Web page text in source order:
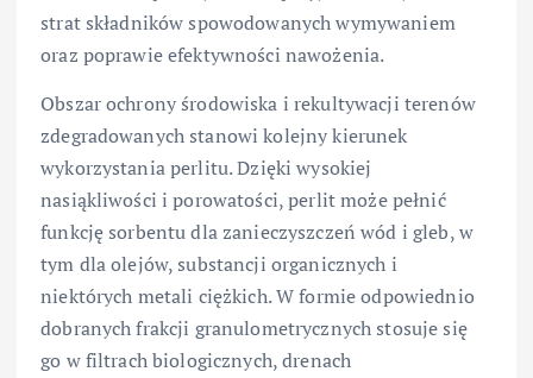
strat składników spowodowanych wymywaniem
oraz poprawie efektywności nawożenia.
Obszar ochrony środowiska i rekultywacji terenów
zdegradowanych stanowi kolejny kierunek
wykorzystania perlitu. Dzięki wysokiej
nasiąkliwości i porowatości, perlit może pełnić
funkcję sorbentu dla zanieczyszczeń wód i gleb, w
tym dla olejów, substancji organicznych i
niektórych metali ciężkich. W formie odpowiednio
dobranych frakcji granulometrycznych stosuje się
go w filtrach biologicznych, drenach